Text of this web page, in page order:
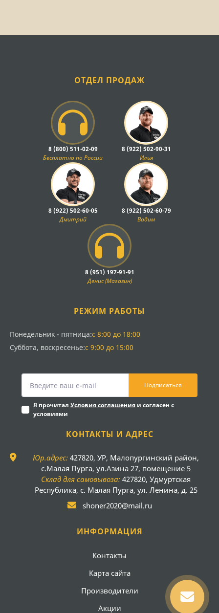
ОТДЕЛ ПРОДАЖ
8 (800) 511-02-09
Бесплатно по России
8 (922) 502-90-31
Илья
8 (922) 502-60-05
Дмитрий
8 (922) 502-60-79
Вадим
8 (951) 197-91-91
Денис (Магазин)
РЕЖИМ РАБОТЫ
Понедельник - пятница:с 8:00 до 18:00
Суббота, воскресенье:с 9:00 до 15:00
Подписаться
Я прочитал Условия соглашения и согласен с
условиями
КОНТАКТЫ И АДРЕС
Юр.адрес: 427820, УР, Малопургинский район,
с.Малая Пурга, ул.Азина 27, помещение 5
Склад для самовывоза: 427820, Удмуртская
Республика, с. Малая Пурга, ул. Ленина, д. 25
shoner2020@mail.ru
ИНФОРМАЦИЯ
Контакты
Карта сайта
Производители
Акции